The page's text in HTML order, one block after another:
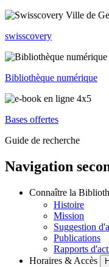
swisscovery
Bibliothèque numérique
Bases offertes
Guide de recherche
Navigation
Connaître la
Histoire
Mission
Suggestion
Publications
Rapports
Horaires & Accès